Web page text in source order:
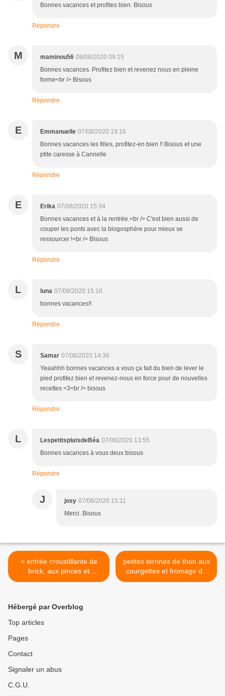
Bonnes vacances et profites bien. Bisous
Répondre
M maminou56 08/08/2020 09:15
Bonnes vacances. Profitez bien et revenez nous en pleine
forme<br /> Bisous
Répondre
E Emmanuelle 07/08/2020 19:16
Bonnes vacances les filles, profitez-en bien !! Bisous et une
ptite caresse à Cannelle
Répondre
E Erika 07/08/2020 15:34
Bonnes vacances et à la rentrée.<br /> C'est bien aussi de
couper les ponts avec la blogosphère pour mieux se
ressourcer !<br /> Bisous
Répondre
L luna 07/08/2020 15:16
bonnes vacances!!
Répondre
S Samar 07/08/2020 14:36
Yeaahhh bonnes vacances a vous ça fait du bien de lever le
pied profitez bien et revenez-nous en force pour de nouvelles
recettes <3<br /> bisous
Répondre
L LespetitsplatsdeBéa 07/08/2020 13:55
Bonnes vacances à vous deux bisous
Répondre
J josy 07/08/2020 15:11
Merci. Bisous
< entrée croustillante de
brick, aux pinces et
effiloché de crabe sur son
courgette
petites terrines de thon aux
courgettes et fromage de
chèvre >
Hébergé par Overblog
Top articles
Pages
Contact
Signaler un abus
C.G.U.